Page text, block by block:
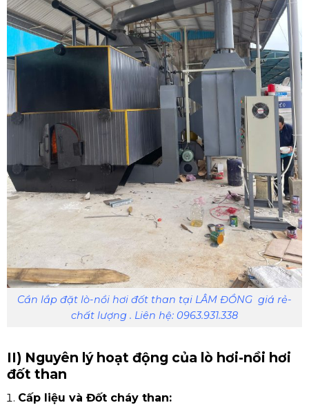
Cần lắp đặt lò-nồi hơi đốt than tại LÂM ĐỒNG giá rẻ-
chất lượng . Liên hệ: 0963.931.338
II) Nguyên lý hoạt động của lò hơi-nồi hơi
đốt than
Cấp liệu và Đốt cháy than: